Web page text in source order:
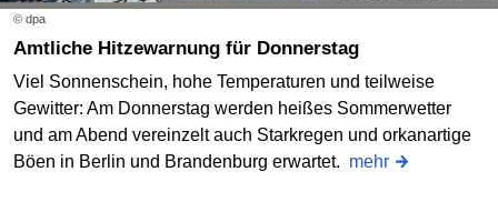
© dpa
Amtliche Hitzewarnung für Donnerstag
Viel Sonnenschein, hohe Temperaturen und teilweise
Gewitter: Am Donnerstag werden heißes Sommerwetter
und am Abend vereinzelt auch Starkregen und orkanartige
Böen in Berlin und Brandenburg erwartet. mehr